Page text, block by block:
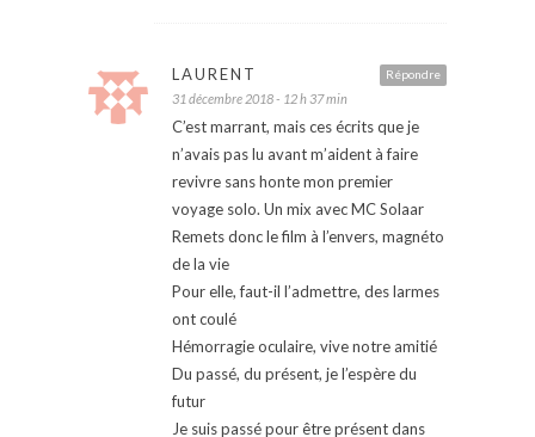
Répondre
LAURENT
31 décembre 2018 - 12 h 37 min
C’est marrant, mais ces écrits que je
n’avais pas lu avant m’aident à faire
revivre sans honte mon premier
voyage solo. Un mix avec MC Solaar
Remets donc le film à l’envers, magnéto
de la vie
Pour elle, faut-il l’admettre, des larmes
ont coulé
Hémorragie oculaire, vive notre amitié
Du passé, du présent, je l’espère du
futur
Je suis passé pour être présent dans